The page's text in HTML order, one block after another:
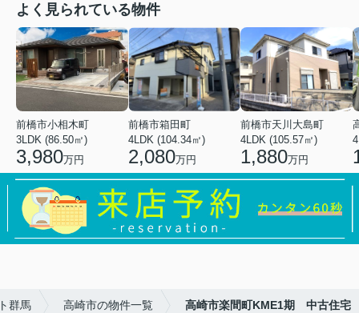
よく見られている物件
前橋市小相木町
3LDK (86.50㎡)
3,980万円
前橋市箱田町
4LDK (104.34㎡)
2,080万円
前橋市天川大島町
4LDK (105.57㎡)
1,880万円
群馬 高崎市の物件一覧 高崎市楽間町KME1期 中古住宅